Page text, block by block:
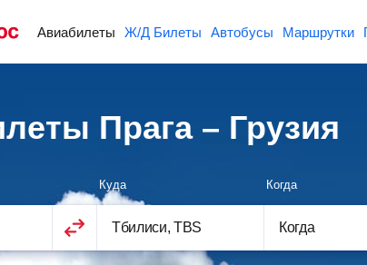
Авиабилеты Ж/Д Билеты Автобусы Маршрутки
Прага – Грузия
Куда
Когда
Когда